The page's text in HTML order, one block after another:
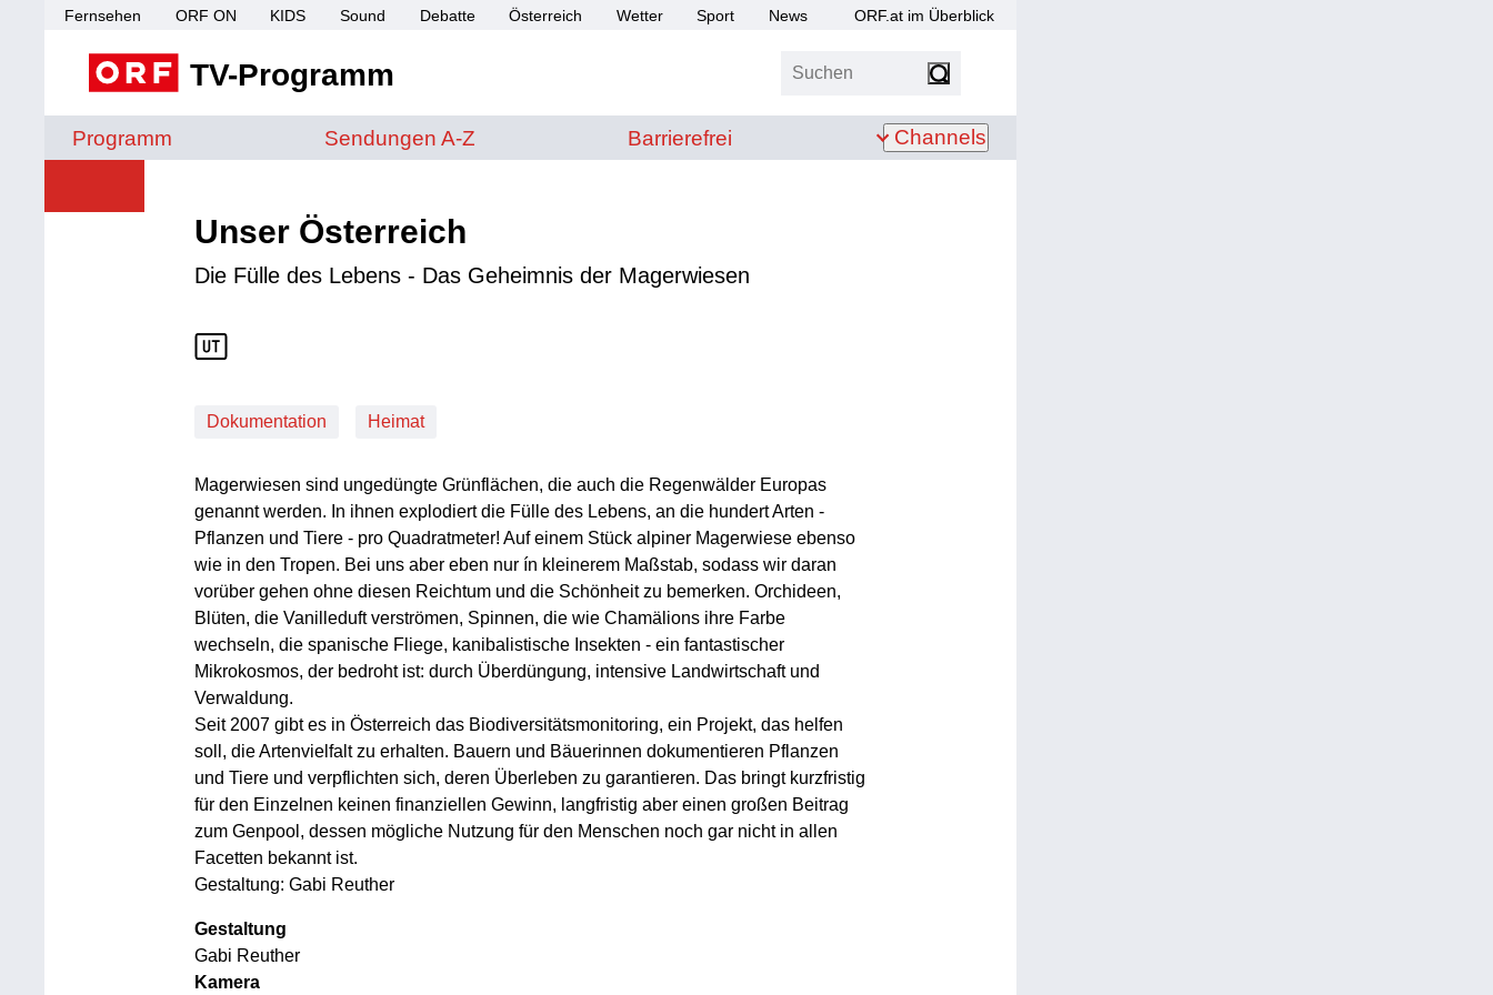
Fernsehen ORF ON KIDS Sound Debatte Österreich Wetter Sport News ORF.at im Überblick
TV-Programm Suchen
Programm Sendungen von A bis Z
Sendungen A-Z Barrierefrei
Barrierefrei Channels
Unser Österreich
Die Fülle des Lebens - Das Geheimnis der Magerwiesen
Dokumentation Heimat
Magerwiesen sind ungedüngte Grünflächen, die auch die Regenwälder Europas
genannt werden. In ihnen explodiert die Fülle des Lebens, an die hundert Arten -
Pflanzen und Tiere - pro Quadratmeter! Auf einem Stück alpiner Magerwiese ebenso
wie in den Tropen. Bei uns aber eben nur ín kleinerem Maßstab, sodass wir daran
vorüber gehen ohne diesen Reichtum und die Schönheit zu bemerken. Orchideen,
Blüten, die Vanilleduft verströmen, Spinnen, die wie Chamälions ihre Farbe
wechseln, die spanische Fliege, kanibalistische Insekten - ein fantastischer
Mikrokosmos, der bedroht ist: durch Überdüngung, intensive Landwirtschaft und
Verwaldung.
Seit 2007 gibt es in Österreich das Biodiversitätsmonitoring, ein Projekt, das helfen
soll, die Artenvielfalt zu erhalten. Bauern und Bäuerinnen dokumentieren Pflanzen
und Tiere und verpflichten sich, deren Überleben zu garantieren. Das bringt kurzfristig
für den Einzelnen keinen finanziellen Gewinn, langfristig aber einen großen Beitrag
zum Genpool, dessen mögliche Nutzung für den Menschen noch gar nicht in allen
Facetten bekannt ist.
Gestaltung: Gabi Reuther
Gestaltung
Gabi Reuther
Kamera